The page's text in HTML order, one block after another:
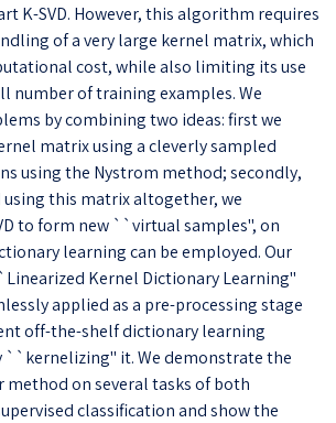
K-SVD. However, this algorithm requires
of a very large kernel matrix, which
cost, while also limiting its use
number of training examples. We
by combining two ideas: first we
matrix using a cleverly sampled
using the Nystrom method; secondly,
using this matrix altogether, we
to form new ``virtual samples'', on
learning can be employed. Our
Kernel Dictionary Learning''
applied as a pre-processing stage
off-the-shelf dictionary learning
``kernelizing'' it. We demonstrate the
method on several tasks of both
classification and show the